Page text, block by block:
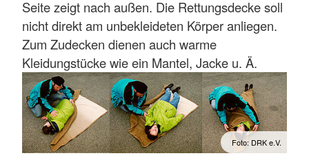
Seite zeigt nach außen. Die Rettungsdecke soll
nicht direkt am unbekleideten Körper anliegen.
Zum Zudecken dienen auch warme
Kleidungstücke wie ein Mantel, Jacke u. Ä.
Foto: DRK e.V.